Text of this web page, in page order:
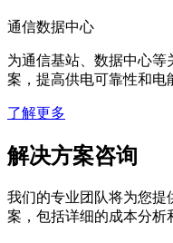
通信数据中心
为通信基站、数据中心
案，提高供电可靠性和电
了解更多
解决方案咨询
我们的专业团队将为您提
案，包括详细的成本分析